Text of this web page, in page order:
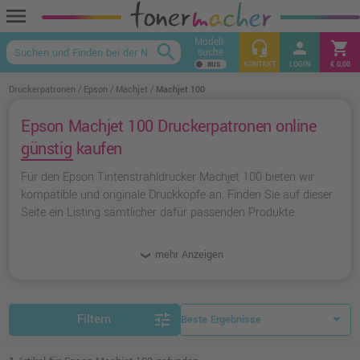
menu
keyboard_arrow_up
search Modell-
suche headset_mic
KONTAKT
person
LOGIN
shopping_cart
€ 0,00
Druckerpatronen Epson Machjet Machjet 100
Epson Machjet 100 Druckerpatronen online
günstig kaufen
Für den Epson Tintenstrahldrucker Machjet 100 bieten wir
kompatible und originale Druckköpfe an. Finden Sie auf dieser
Seite ein Listing sämtlicher dafür passenden Produkte.
mehr Anzeigen
Filtern tune